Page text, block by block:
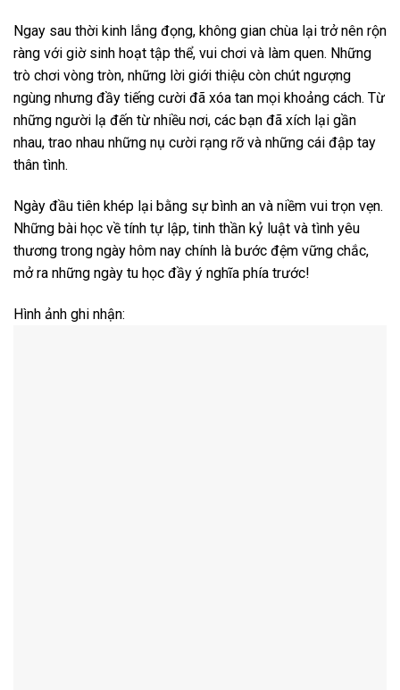
Ngay sau thời kinh lắng đọng, không gian chùa lại trở nên rộn
ràng với giờ sinh hoạt tập thể, vui chơi và làm quen. Những
trò chơi vòng tròn, những lời giới thiệu còn chút ngượng
ngùng nhưng đầy tiếng cười đã xóa tan mọi khoảng cách. Từ
những người lạ đến từ nhiều nơi, các bạn đã xích lại gần
nhau, trao nhau những nụ cười rạng rỡ và những cái đập tay
thân tình.
Ngày đầu tiên khép lại bằng sự bình an và niềm vui trọn vẹn.
Những bài học về tính tự lập, tinh thần kỷ luật và tình yêu
thương trong ngày hôm nay chính là bước đệm vững chắc,
mở ra những ngày tu học đầy ý nghĩa phía trước!
Hình ảnh ghi nhận: